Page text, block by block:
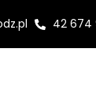
42 674